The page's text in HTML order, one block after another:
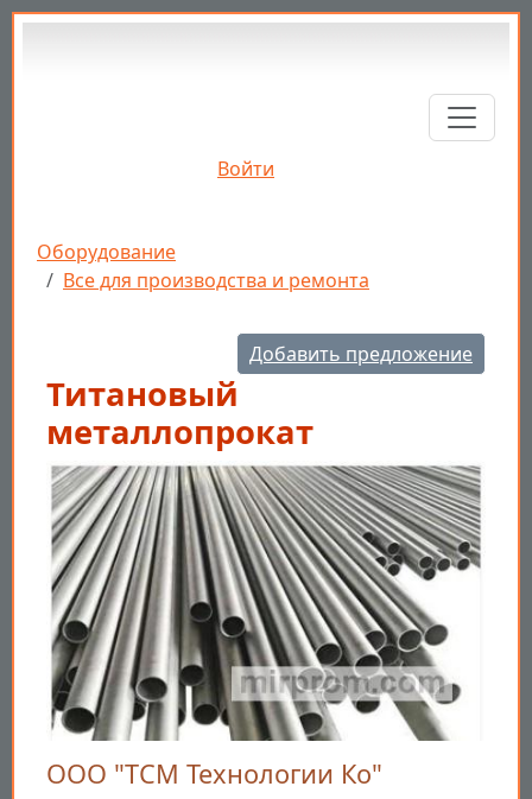
Перейти к основному содержанию
Войти
Строка навигации
Оборудование
Все для производства и ремонта
Добавить предложение
Титановый
металлопрокат
ООО "ТСМ Технологии Ко"